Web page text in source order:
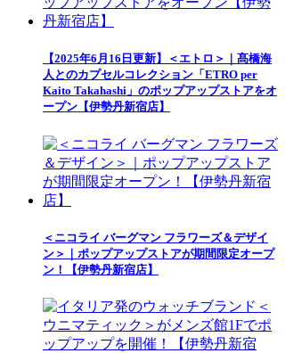
【2025年6月16日更新】＜エトロ＞｜髙橋海
人とのカプセルコレクション「ETRO per
Kaito Takahashi」のポップアップストアをオ
ープン【伊勢丹新宿店】
＜ニコライ バーグマン フラワーズ＆デザイ
ン＞｜ポップアップストアが期間限定オープ
ン！【伊勢丹新宿店】